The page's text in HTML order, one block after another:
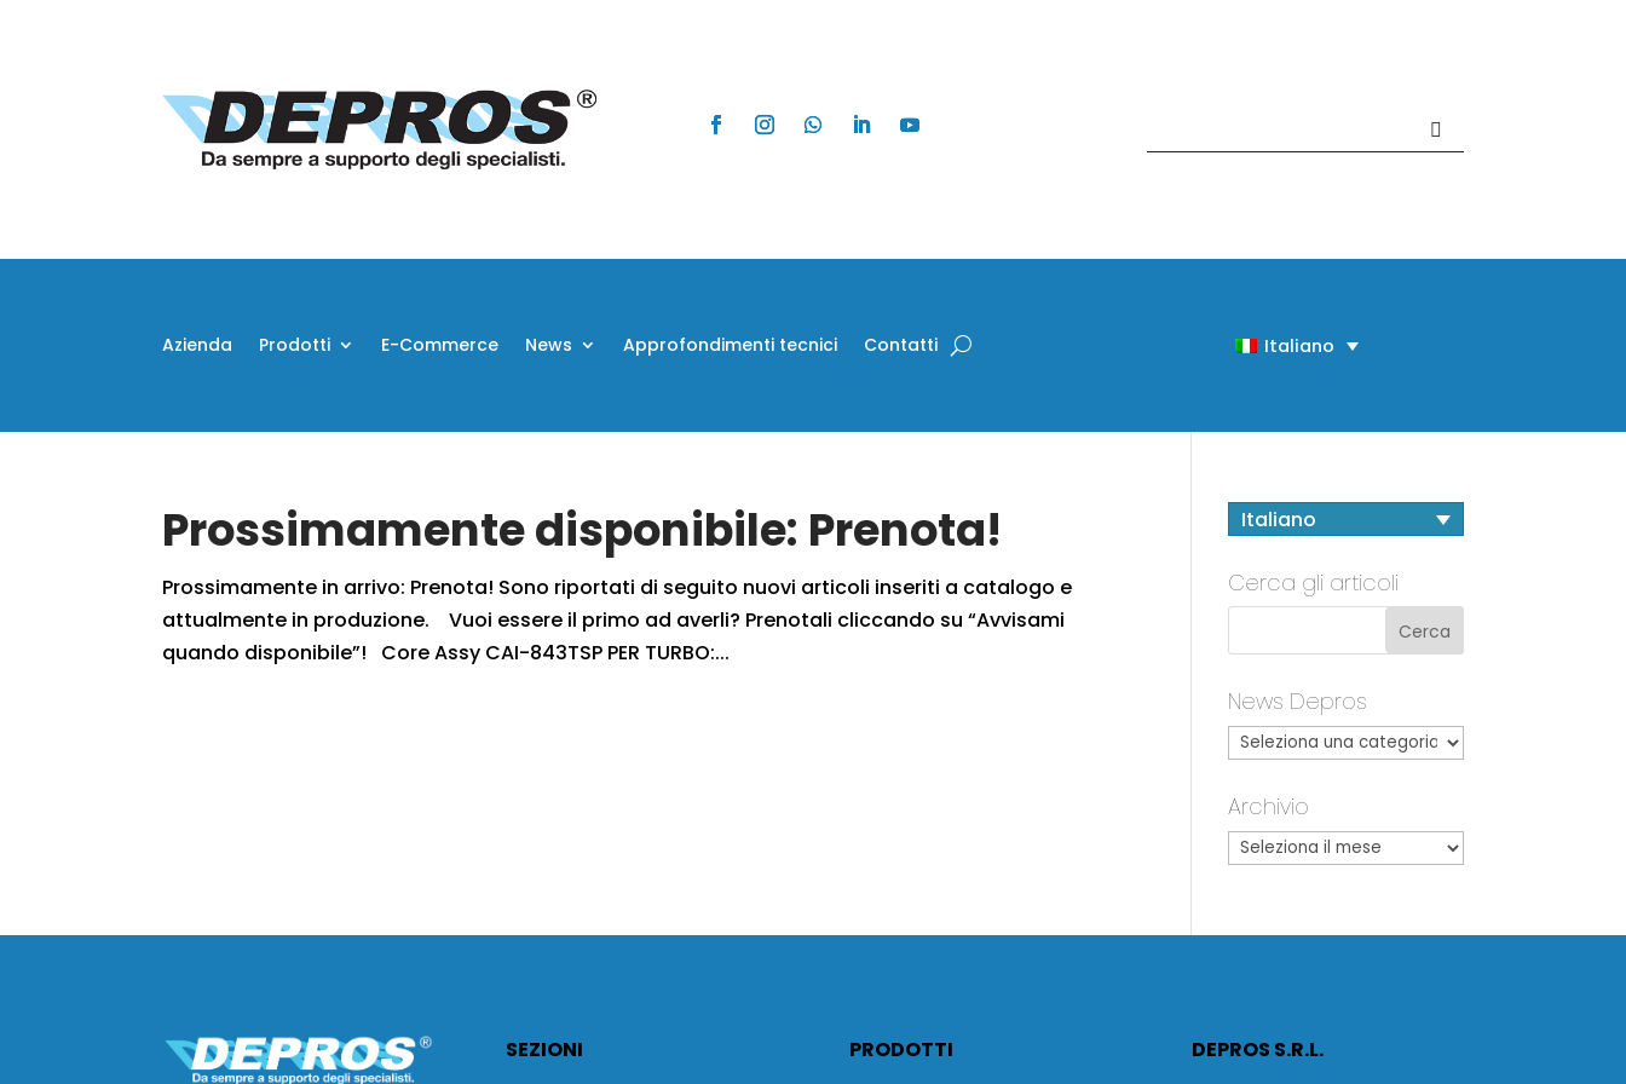
Azienda Prodotti E-Commerce News Approfondimenti tecnici Contatti Italiano
Prossimamente disponibile: Prenota!
Prossimamente in arrivo: Prenota! Sono riportati di seguito nuovi articoli inseriti a catalogo e
attualmente in produzione. Vuoi essere il primo ad averli? Prenotali cliccando su “Avvisami
quando disponibile”! Core Assy CAI-843TSP PER TURBO:...
Italiano
Cerca gli articoli
News Depros
Archivio
SEZIONI
PRODOTTI
DEPROS S.R.L.